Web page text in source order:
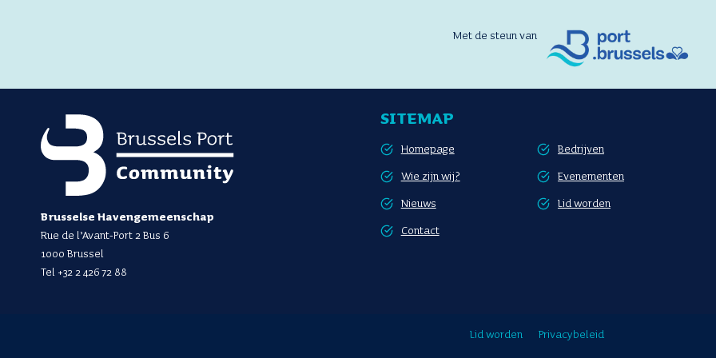
Met de steun van
Brusselse Havengemeenschap
Rue de l’Avant-Port 2 Bus 6
1000 Brussel
Tel +32 2 426 72 88
SITEMAP
Homepage Bedrijven
Wie zijn wij? Evenementen
Nieuws Lid worden
Contact
Lid worden Privacybeleid